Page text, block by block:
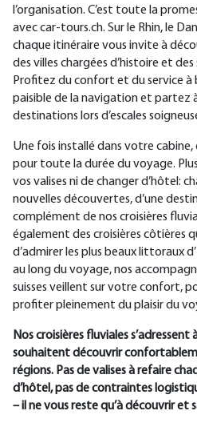
l’organisation. C’est toute la
avec car-tours.ch. Sur le Rhin, le
chaque itinéraire vous invite à
des villes chargées d’histoire et
Profitez du confort et du service à
paisible de la navigation et partez
destinations lors d’escales
Une fois installé dans votre
pour toute la durée du voyage.
vos valises ni de changer d’hôtel:
nouvelles découvertes, d’une
complément de nos croisières
également des croisières côtières
d’admirer les plus beaux littoraux
au long du voyage, nos
suisses veillent sur votre confort,
profiter pleinement du plaisir du
Nos croisières fluviales
souhaitent découvrir
régions. Pas de valises à refaire
d’hôtel, pas de contraintes
– il ne vous reste qu’à découvrir et